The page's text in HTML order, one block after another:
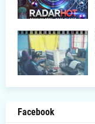
Facebook